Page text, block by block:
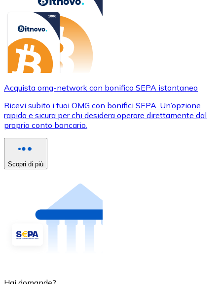
Acquista omg-network con bonifico SEPA istantaneo
Ricevi subito i tuoi OMG con bonifici SEPA. Un’opzione
rapida e sicura per chi desidera operare direttamente dal
proprio conto bancario.
Scopri di più